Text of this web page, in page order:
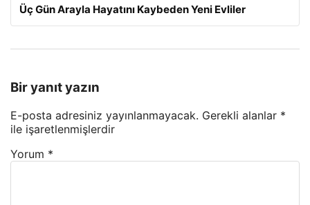
Üç Gün Arayla Hayatını Kaybeden Yeni Evliler
Bir yanıt yazın
E-posta adresiniz yayınlanmayacak. Gerekli alanlar *
ile işaretlenmişlerdir
Yorum *